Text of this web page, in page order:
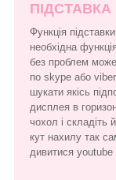
ПІДСТАВКА
Функція
необхідна
без проблем
по skype або
шукати якісь
дисплея в
чохол і складіть
кут нахилу так
дивитися